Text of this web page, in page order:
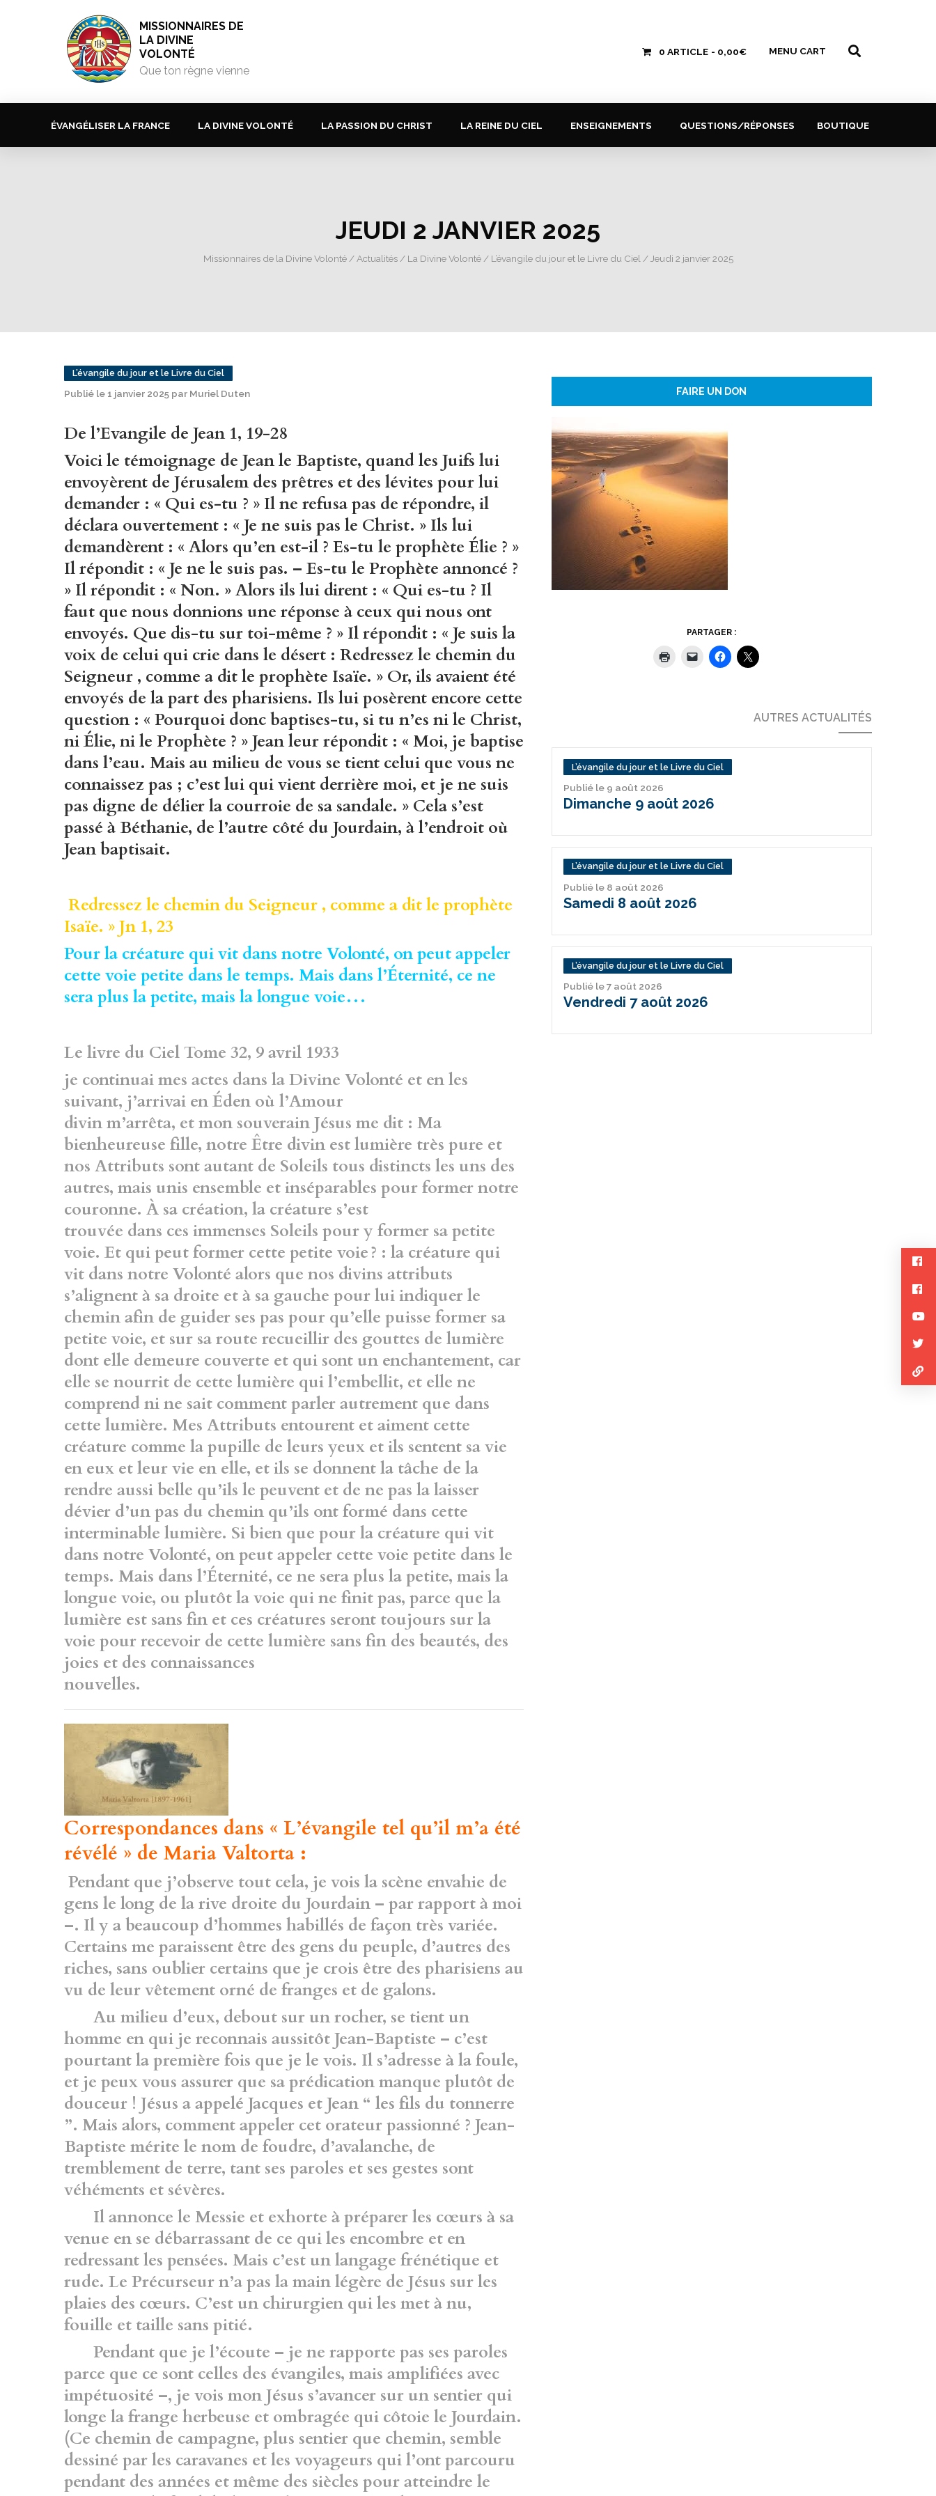
MISSIONNAIRES DE
LA DIVINE
VOLONTÉ
Que ton règne vienne
0 ARTICLE 0,00€ MENU CART
ÉVANGÉLISER LA FRANCE LA DIVINE VOLONTÉ LA PASSION DU CHRIST LA REINE DU CIEL ENSEIGNEMENTS QUESTIONS/RÉPONSES BOUTIQUE
JEUDI 2 JANVIER 2025
Missionnaires de la Divine Volonté/ Actualités/ La Divine Volonté/ L’évangile du jour et le Livre du Ciel / Jeudi 2 janvier 2025
L’évangile du jour et le Livre du Ciel
Publié le 1 janvier 2025 par Muriel Duten
De l’Evangile de Jean 1, 19-28
Voici le témoignage de Jean le Baptiste, quand les Juifs lui
envoyèrent de Jérusalem des prêtres et des lévites pour lui
demander : « Qui es-tu ? » Il ne refusa pas de répondre, il
déclara ouvertement : « Je ne suis pas le Christ. » Ils lui
demandèrent : « Alors qu’en est-il ? Es-tu le prophète Élie ? »
Il répondit : « Je ne le suis pas. – Es-tu le Prophète annoncé ?
» Il répondit : « Non. » Alors ils lui dirent : « Qui es-tu ? Il
faut que nous donnions une réponse à ceux qui nous ont
envoyés. Que dis-tu sur toi-même ? » Il répondit : « Je suis la
voix de celui qui crie dans le désert : Redressez le chemin du
Seigneur , comme a dit le prophète Isaïe. » Or, ils avaient été
envoyés de la part des pharisiens. Ils lui posèrent encore cette
question : « Pourquoi donc baptises-tu, si tu n’es ni le Christ,
ni Élie, ni le Prophète ? » Jean leur répondit : « Moi, je baptise
dans l’eau. Mais au milieu de vous se tient celui que vous ne
connaissez pas ; c’est lui qui vient derrière moi, et je ne suis
pas digne de délier la courroie de sa sandale. » Cela s’est
passé à Béthanie, de l’autre côté du Jourdain, à l’endroit où
Jean baptisait.
Redressez le chemin du Seigneur , comme a dit le prophète
Isaïe. » Jn 1, 23
Pour la créature qui vit dans notre Volonté, on peut appeler
cette voie petite dans le temps. Mais dans l’Éternité, ce ne
sera plus la petite, mais la longue voie…
Le livre du Ciel Tome 32, 9 avril 1933
je continuai mes actes dans la Divine Volonté et en les
suivant, j’arrivai en Éden où l’Amour
divin m’arrêta, et mon souverain Jésus me dit : Ma
bienheureuse fille, notre Être divin est lumière très pure et
nos Attributs sont autant de Soleils tous distincts les uns des
autres, mais unis ensemble etinséparables pour former notre
couronne. À sa création, la créature s’est
trouvée dans ces immenses Soleils pour y former sa petite
voie. Et quipeut former cette petite voie ? : la créature qui
vit dans notre Volonté alors que nos divins attributs
s’alignent à sa droite et à sa gauche pourlui indiquer le
chemin afin de guider ses pas pour qu’elle puisse former sa
petite voie, et sur sa route recueillir des gouttes de lumière
dont elle demeure couverte et qui sont un enchantement, car
elle se nourrit de cette lumière qui l’embellit, et elle ne
comprend ni ne sait commentparler autrement que dans
cette lumière. Mes Attributs entourent etaiment cette
créature comme la pupille de leurs yeux et ils sentent sa vie
en eux et leur vie en elle, et ils se donnent la tâche de la
rendre aussibelle qu’ils le peuvent et de ne pas la laisser
dévier d’un pas du chemin qu’ils ont formé dans cette
interminable lumière. Si bien que pour la créature qui vit
dans notre Volonté, on peut appeler cette voie petite dans le
temps. Mais dans l’Éternité, ce ne sera plus la petite, mais la
longue voie, ou plutôt la voie qui ne finit pas, parce que la
lumière est sans fin et ces créatures seront toujours sur la
voie pour recevoir de cette lumière sans fin des beautés, des
joies et des connaissances
nouvelles.
Correspondances dans « L’évangile tel qu’il m’a été
révélé » de Maria Valtorta :
Pendant que j’observe tout cela, je vois la scène envahie de
gens le long de la rive droite du Jourdain – par rapport à moi
–. Il y a beaucoup d’hommes habillés de façon très variée.
Certains me paraissent être des gens du peuple, d’autres des
riches, sans oublier certains que je crois être des pharisiens au
vu de leur vêtement orné de franges et de galons.
Au milieu d’eux, debout sur un rocher, se tient un
homme en qui je reconnais aussitôt Jean-Baptiste – c’est
pourtant la première fois que je le vois. Il s’adresse à la foule,
et je peux vous assurer que sa prédication manque plutôt de
douceur ! Jésus a appelé Jacques et Jean “ les fils du tonnerre
”. Mais alors, comment appeler cet orateur passionné ? Jean-
Baptiste mérite le nom de foudre, d’avalanche, de
tremblement de terre, tant ses paroles et ses gestes sont
véhéments et sévères.
Il annonce le Messie et exhorte à préparer les cœurs à sa
venue en se débarrassant de ce qui les encombre et en
redressant les pensées. Mais c’est un langage frénétique et
rude. Le Précurseur n’a pas la main légère de Jésus sur les
plaies des cœurs. C’est un chirurgien qui les met à nu,
fouille et taille sans pitié.
Pendant que je l’écoute – je ne rapporte pas ses paroles
parce que ce sont celles des évangiles, mais amplifiées avec
impétuosité –, je vois mon Jésus s’avancer sur un sentier qui
longe la frange herbeuse et ombragée qui côtoie le Jourdain.
(Ce chemin de campagne, plus sentier que chemin, semble
dessiné par les caravanes et les voyageurs qui l’ont parcouru
pendant des années et même des siècles pour atteindre le
FAIRE UN DON
PARTAGER :
AUTRES ACTUALITÉS
L’évangile du jour et le Livre du Ciel
Publié le 9 août 2026
Dimanche 9 août 2026
L’évangile du jour et le Livre du Ciel
Publié le 8 août 2026
Samedi 8 août 2026
L’évangile du jour et le Livre du Ciel
Publié le 7 août 2026
Vendredi 7 août 2026